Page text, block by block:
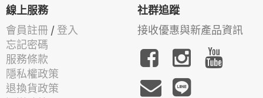
線上服務
會員註冊 / 登入
忘記密碼
服務條款
隱私權政策
退換貨政策
社群追蹤
接收優惠與新產品資訊